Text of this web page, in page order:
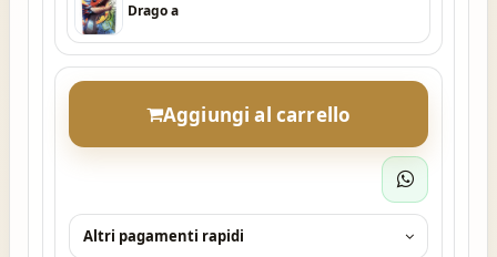
Drago a
Aggiungi al carrello
Altri pagamenti rapidi